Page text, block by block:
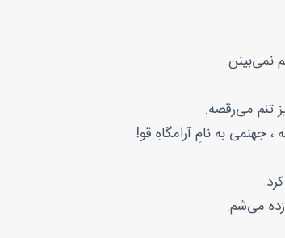
نمی‌بینن.
تنم می‌رقصه.
به نامِ آرامگاهِ قو!
می‌شم.